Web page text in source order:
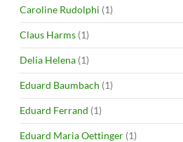
Caroline Rudolphi (1)
Claus Harms (1)
Delia Helena (1)
Eduard Baumbach (1)
Eduard Ferrand (1)
Eduard Maria Oettinger (1)